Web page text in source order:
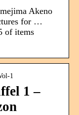
Akeno
for …
of items
1
1 –